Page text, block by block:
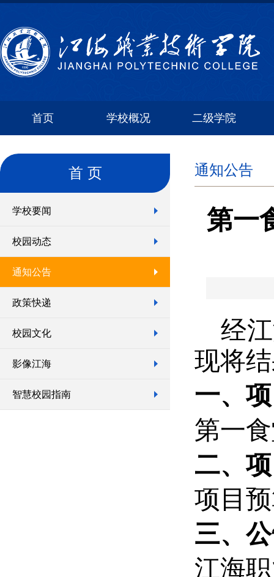
首页 学校概况 二级学院
首 页
学校要闻
校园动态
通知公告
政策快递
校园文化
影像江海
智慧校园指南
通知公告
第一
经
现将
一、
第一
二、
项目
三、
江海